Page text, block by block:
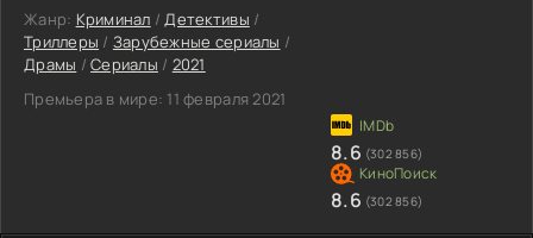
Жанр: Криминал /Детективы /
Триллеры / Зарубежные сериалы /
Драмы /Сериалы / 2021
Премьера в мире: 11 февраля 2021
8.6 (302 856)
8.6 (302 856)